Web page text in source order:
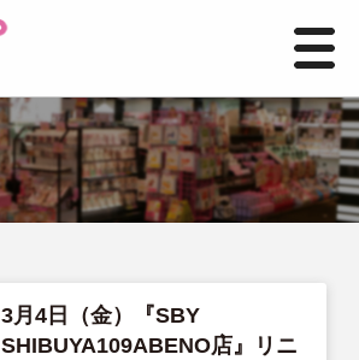
3月4日（金）『SBY
SHIBUYA109ABENO店』リニ